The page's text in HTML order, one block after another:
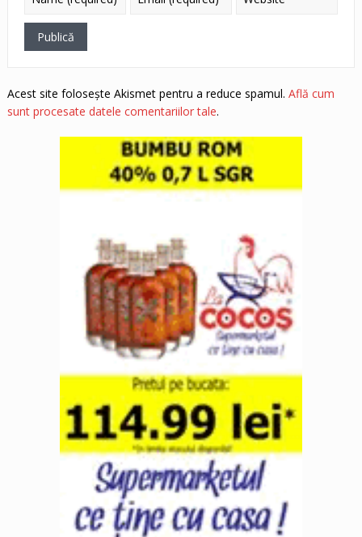
Acest site folosește Akismet pentru a reduce spamul. Află cum
sunt procesate datele comentariilor tale.